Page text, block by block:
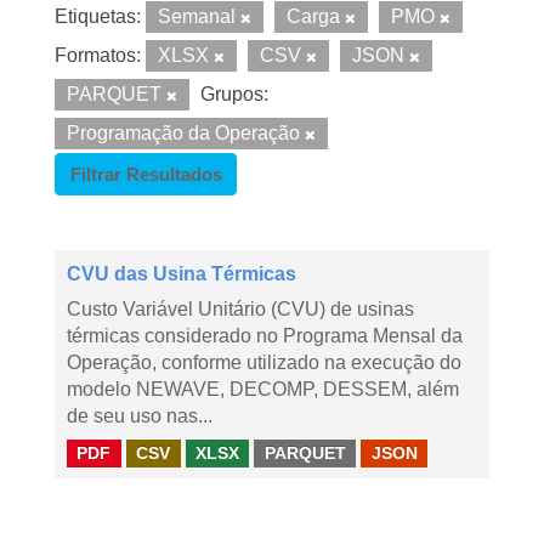
Etiquetas: Semanal Carga
PMO
Formatos:
XLSX CSV
JSON
PARQUET
Grupos:
Programação da Operação
Filtrar Resultados
CVU das Usina Térmicas
Custo Variável Unitário (CVU) de usinas
térmicas considerado no Programa Mensal da
Operação, conforme utilizado na execução do
modelo NEWAVE, DECOMP, DESSEM, além
de seu uso nas...
PDF CSV XLSX PARQUET JSON